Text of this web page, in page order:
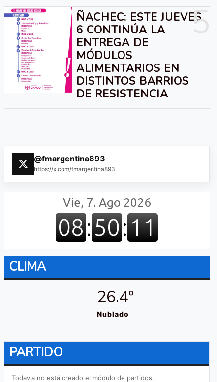
5
ÑACHEC: ESTE JUEVES
6 CONTINÚA LA
ENTREGA DE
MÓDULOS
ALIMENTARIOS EN
DISTINTOS BARRIOS
DE RESISTENCIA
@fmargentina893
https://x.com/fmargentina893
CLIMA
26.4º
Nublado
PARTIDO
Todavía no está creado el módulo de partidos.